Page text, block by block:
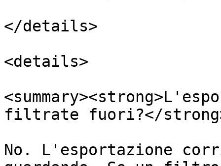
</details>
<details>
filtrate fuori?</
No. L'esportazione